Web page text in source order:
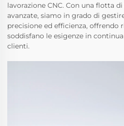
lavorazione CNC. Con una flotta
avanzate, siamo in grado di
precisione ed efficienza, offrendo
soddisfano le esigenze in
clienti.